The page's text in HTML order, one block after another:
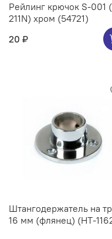
Рейлинг крючок S-001
211N) хром (54721)
20 ₽
Штангодержатель на трубу
16 мм (флянец) (НТ-